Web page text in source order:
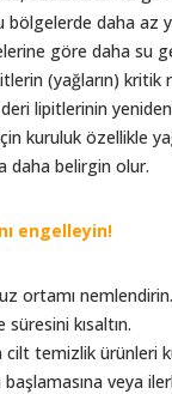
daha az
göre daha su
(yağların) kritik
deri lipitlerinin
kuruluk özellikle
daha belirgin olur.
engelleyin!
ortamı nemlendirin.
süresini kısaltın.
cilt temizlik ürünleri
veya